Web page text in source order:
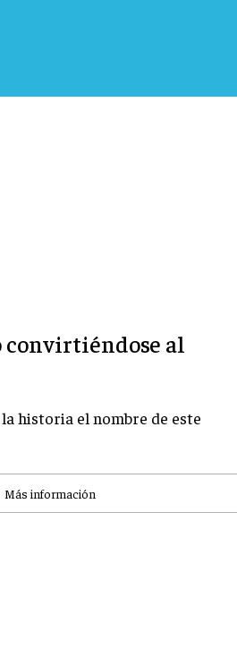
convirtiéndose al
historia el nombre de este
Más información